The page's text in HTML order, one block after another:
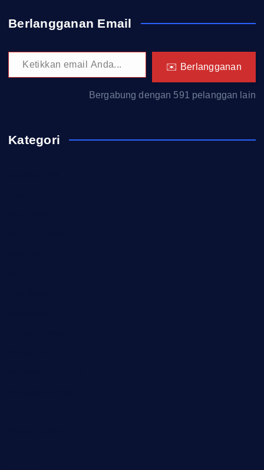
Berlangganan Email
Ketikkan email Anda...
✉️ Berlangganan
Bergabung dengan 591 pelanggan lain
Kategori